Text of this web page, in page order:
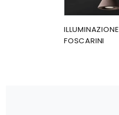
ILLUMINAZIONE
FOSCARINI